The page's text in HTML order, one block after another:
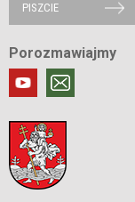
PISZCIE
Porozmawiajmy